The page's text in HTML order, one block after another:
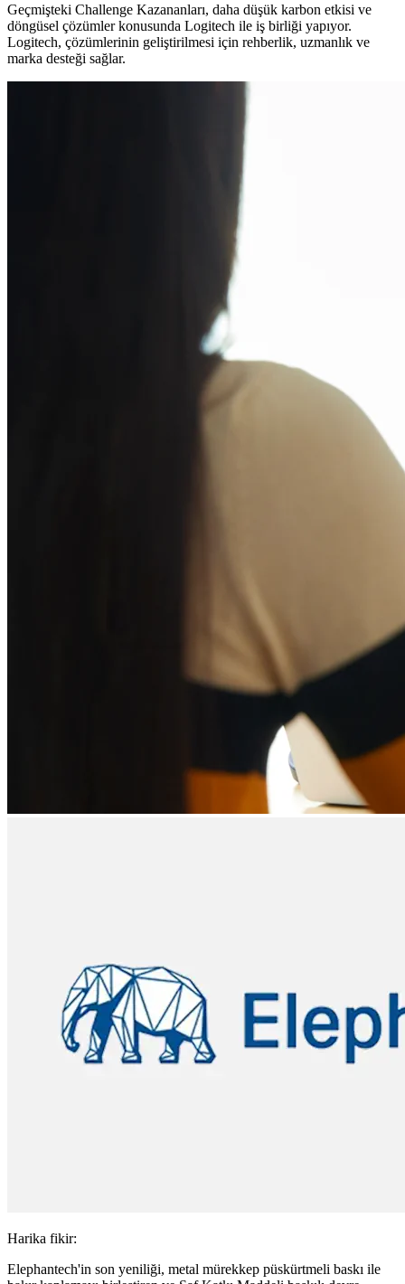
Geçmişteki Challenge Kazananları, daha düşük karbon etkisi ve
döngüsel çözümler konusunda Logitech ile iş birliği yapıyor.
Logitech, çözümlerinin geliştirilmesi için rehberlik, uzmanlık ve
marka desteği sağlar.
Harika fikir:
Elephantech'in son yeniliği, metal mürekkep püskürtmeli baskı ile